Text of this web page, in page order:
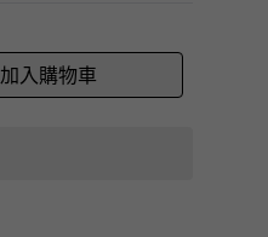
加入購物車